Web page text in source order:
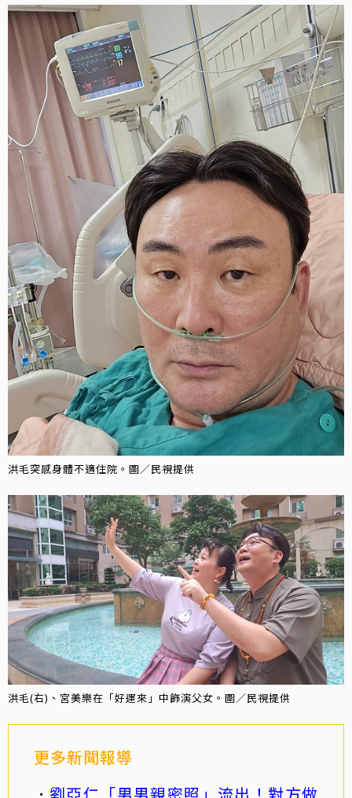
洪毛突感身體不適住院。圖／民視提供
洪毛(右)、宮美樂在「好運來」中飾演父女。圖／民視提供
更多新聞報導
劉亞仁「男男親密照」流出！對方做